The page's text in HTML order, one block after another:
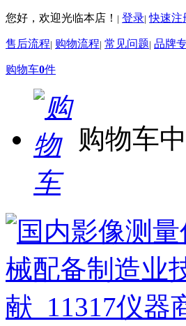
您好，欢迎光临本店！ | 登录| 快速注
售后流程| 购物流程| 常见问题| 品牌
购物车0件
购物车